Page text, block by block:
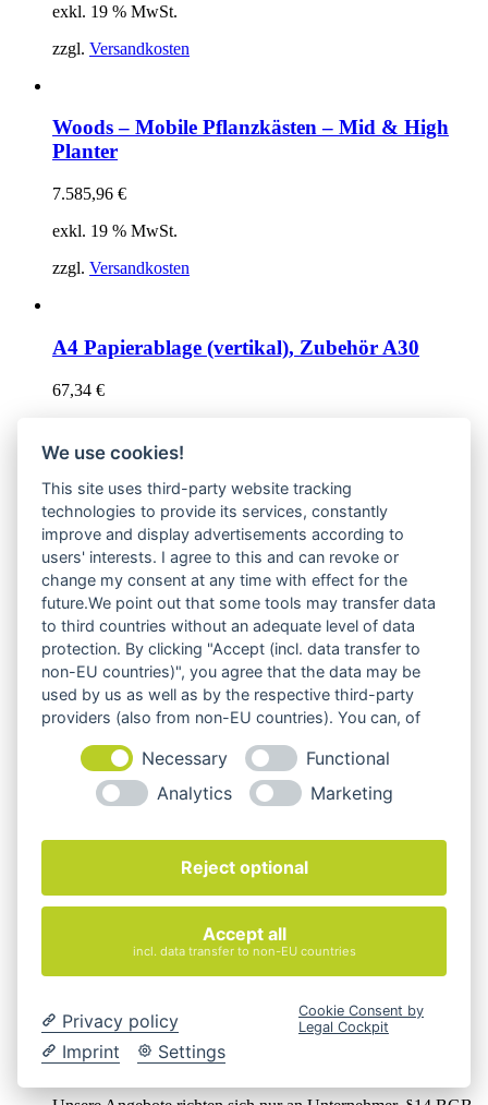
exkl. 19 % MwSt.
zzgl. Versandkosten
Woods – Mobile Pflanzkästen – Mid & High
Planter
7.585,96 €
exkl. 19 % MwSt.
zzgl. Versandkosten
A4 Papierablage (vertikal), Zubehör A30
67,34 €
zzgl.Versandkosten
Dies ist der Onlineshop von Quadro Office Nord – Ihr
Büroeinrichter aus Lübeck .
Wir verkaufen online ausschließlich an Unternehmer
We use cookies!
This site uses third-party website tracking
technologies to provide its services, constantly
improve and display advertisements according to
users' interests. I agree to this and can revoke or
change my consent at any time with effect for the
future.We point out that some tools may transfer data
to third countries without an adequate level of data
protection. By clicking "Accept (incl. data transfer to
non-EU countries)", you agree that the data may be
used by us as well as by the respective third-party
providers (also from non-EU countries). You can, of
Necessary
Functional
Analytics
Marketing
Reject optional
Accept all
incl. data transfer to non-EU countries
Privacy policy
Imprint
Settings
Cookie Consent by
Legal Cockpit